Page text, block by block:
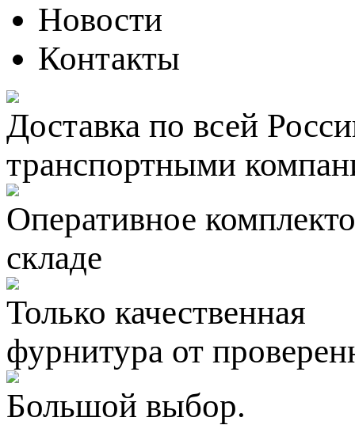
Новости
Контакты
Доставка по всей
транспортными
Оперативное
складе
Только качественная
фурнитура от
Большой выбор.